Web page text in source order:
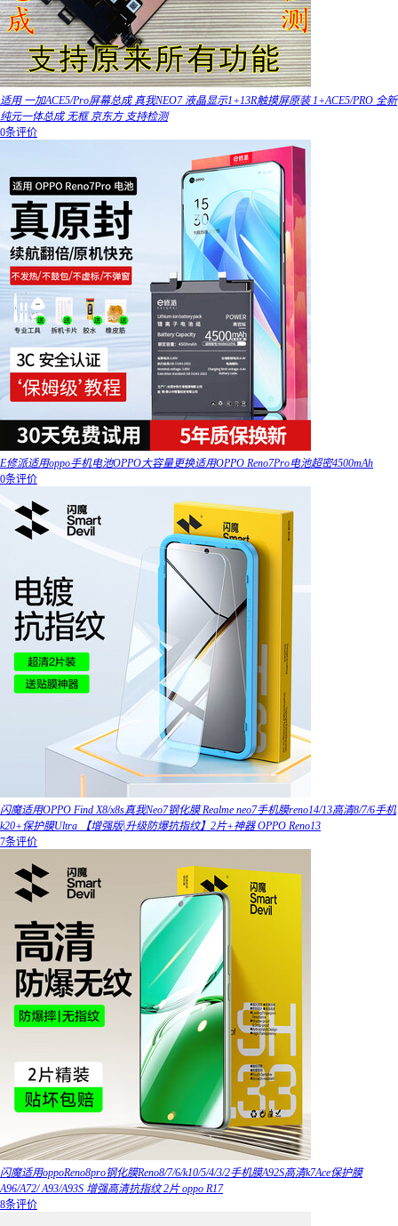
适用 一加ACE5/Pro屏幕总成 真我NEO7 液晶显示1+13R触摸屏原装 1+ACE5/PRO 全新
纯元一体总成 无框 京东方 支持检测
0条评价
E修派适用oppo手机电池OPPO大容量更换适用OPPO Reno7Pro电池超密4500mAh
0条评价
闪魔适用OPPO Find X8/x8s真我Neo7钢化膜 Realme neo7手机膜reno14/13高清8/7/6手机
k20+保护膜Ultra 【增强版|升级防爆抗指纹】2片+神器 OPPO Reno13
7条评价
闪魔适用oppoReno8pro钢化膜Reno8/7/6/k10/5/4/3/2手机膜A92S高清k7Ace保护膜
A96/A72/ A93/A93S 增强高清抗指纹 2片 oppo R17
8条评价